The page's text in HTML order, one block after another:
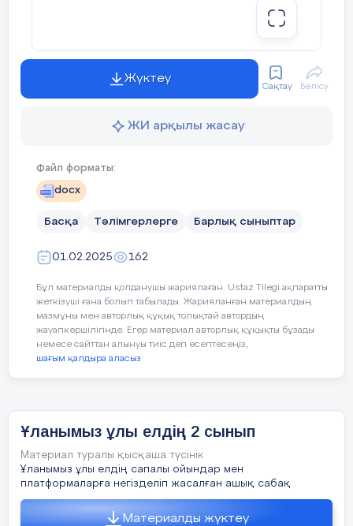
1-жүргізуші:
Қайырлы күн құрметті
2-жүргізуші:
Қайырлы күн құрметті
1-жүргізуші:
«Ұланымыз ұлы елдің» Х қалалық слетіне
қош келдіңіздер!
(Лед экраннан тақырып тұрады)
2-жүргізуші: Сыр өңірінде 114 мыңнан
астам жас ұлан болса, Қызылорда қаласы
бойынша 32780 оқушы ұйым
мүшелігінде. Бұл дегеніміз қаладағы
оқушылардың 46,80 % жас ұландықтар
балаларға жаңа ойлар әкеліп, өзекті
мәселелерді қозғап, жаңа серпін әкелді.
Осы уақытқа дейін балалар әлемінде
игілікті істер атқарған жас ұландықтар
үлкен жетістіктерге жетті.
Жүктеу
Сақтау Бөлісу
ЖИ арқылы жасау
Файл форматы:
docx
Басқа Тәлімгерлерге Барлық сыныптар
01.02.2025 162
Бұл материалды қолданушы жариялаған. Ustaz Tilegi ақпаратты
жеткізуші ғана болып табылады. Жарияланған материалдың
мазмұны мен авторлық құқық толықтай автордың
жауапкершілігінде. Егер материал авторлық құқықты бұзады
немесе сайттан алынуы тиіс деп есептесеңіз,
шағым қалдыра аласыз
Ұланымыз ұлы елдің 2 сынып
Материал туралы қысқаша түсінік
Ұланымыз ұлы елдің сапалы ойындар мен
платформаларға негізделіп жасалған ашық сабақ
Материалды жүктеу